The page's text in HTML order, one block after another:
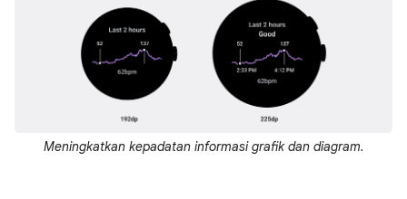
Meningkatkan kepadatan informasi grafik dan diagram.